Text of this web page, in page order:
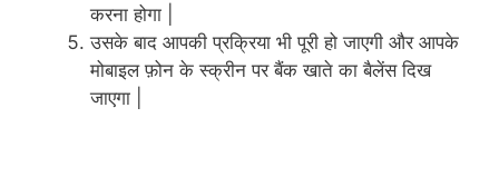
करना होगा |
उसके बाद आपकी प्रक्रिया भी पूरी हो जाएगी और आपके
मोबाइल फ़ोन के स्क्रीन पर बैंक खाते का बैलेंस दिख
जाएगा |